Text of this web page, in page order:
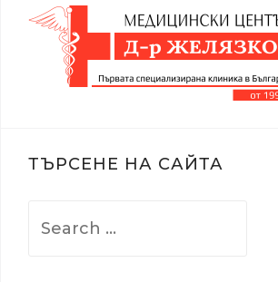
ТЪРСЕНЕ НА САЙТА